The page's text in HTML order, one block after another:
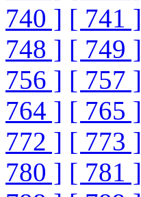
740 ] [ 741 ]
748 ] [ 749 ]
756 ] [ 757 ]
764 ] [ 765 ]
772 ] [ 773 ]
780 ] [ 781 ]